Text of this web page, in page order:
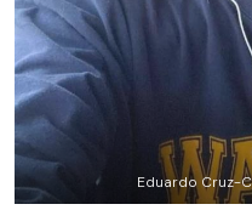
Eduardo Cruz-